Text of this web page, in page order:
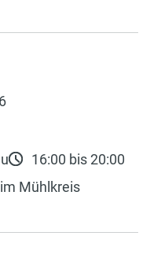
16:00 bis 20:00
Mühlkreis